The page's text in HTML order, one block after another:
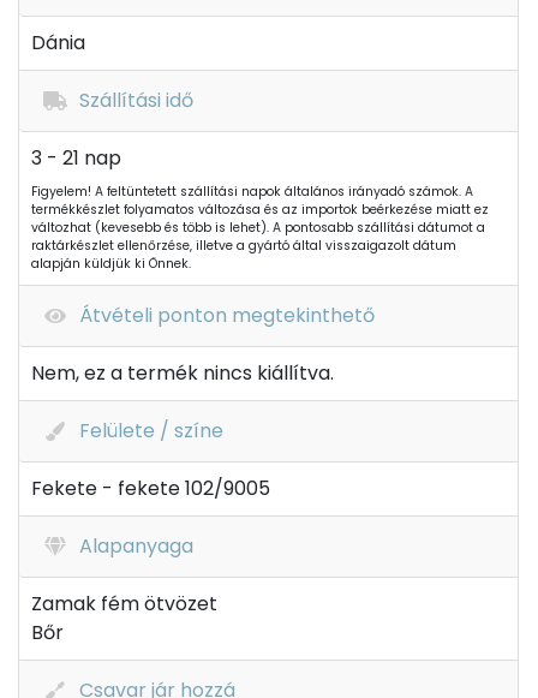
Dánia
Szállítási idő
3 - 21 nap
Figyelem! A feltüntetett szállítási napok általános irányadó számok. A
termékkészlet folyamatos változása és az importok beérkezése miatt ez
változhat (kevesebb és több is lehet). A pontosabb szállítási dátumot a
raktárkészlet ellenőrzése, illetve a gyártó által visszaigazolt dátum
alapján küldjük ki Önnek.
Átvételi ponton megtekinthető
Nem, ez a termék nincs kiállítva.
Felülete / színe
Fekete - fekete 102/9005
Alapanyaga
Zamak fém ötvözet
Bőr
Csavar jár hozzá